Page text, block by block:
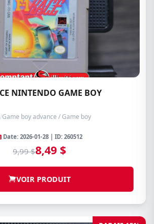
NINTENDO GAME BOY
/Game boy advance / Game boy
Date: 2026-01-28 | ID: 260512
9,99 $8,49 $
VOIR PRODUIT